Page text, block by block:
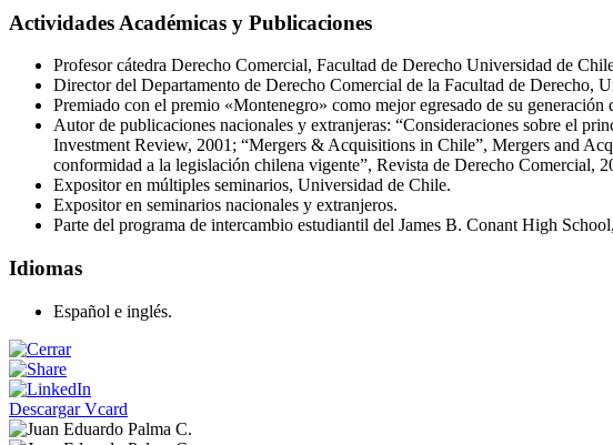
Actividades Académicas y Publicaciones
Profesor cátedra Derecho Comercial, Facultad de Derecho Universidad de
Director del Departamento de Derecho Comercial de la Facultad de Derecho,
Premiado con el premio «Montenegro» como mejor egresado de su
Autor de publicaciones nacionales y extranjeras: “Consideraciones sobre el
Investment Review, 2001; “Mergers & Acquisitions in Chile”, Mergers and
conformidad a la legislación chilena vigente”, Revista de Derecho Comercial,
Expositor en múltiples seminarios, Universidad de Chile.
Expositor en seminarios nacionales y extranjeros.
Parte del programa de intercambio estudiantil del James B. Conant High
Idiomas
Español e inglés.
Descargar Vcard